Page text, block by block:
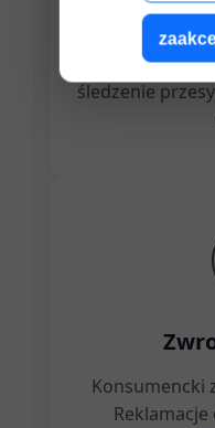
Szybka,
Paczkomat /
śledzenie
Konsumencki